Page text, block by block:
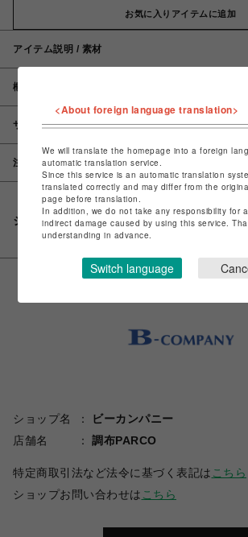
お気に入りアイテムに追加
アイテム説明 / 素材
概要
サイズ
注意事項
シェアする
ショップ名
ビーカンパニー
店舗名
調布PARCO
特定商取引法など法令に基づく表記は こちら
ショップお問い合わせは こちら
<About foreign language translation>
We will translate the homepage into a foreign
automatic translation service.
Since this service is an automatic translation
translated correctly and may differ from the
page before translation.
In addition, we do not take any responsibility for
indirect damage caused by using this service.
understanding in advance.
Switch language